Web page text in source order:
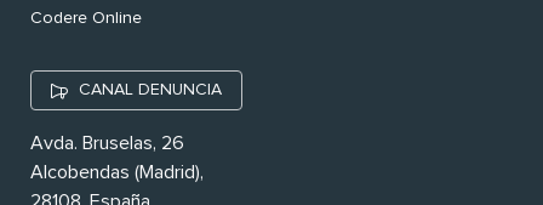
Codere Online
CANAL DENUNCIA
Avda. Bruselas, 26
Alcobendas (Madrid),
28108. España